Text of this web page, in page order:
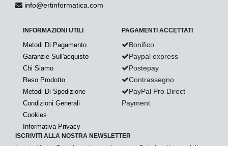
info@ertinformatica.com
INFORMAZIONI UTILI
Metodi Di Pagamento
Garanzie Sull'acquisto
Chi Siamo
Reso Prodotto
Metodi Di Spedizione
Condizioni Generali
Cookies
Informativa Privacy
PAGAMENTI ACCETTATI
Bonifico
Paypal express
Postepay
Contrassegno
PayPal Pro Direct
Payment
ISCRIVITI ALLA NOSTRA NEWSLETTER